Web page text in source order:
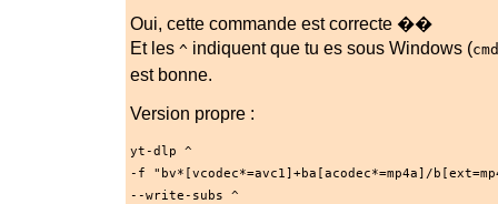
Oui, cette commande est correcte ��
Et les ^ indiquent que tu es sous Windows (
est bonne.
Version propre :
yt-dlp ^
-f "bv*[vcodec*=avc1]+ba[acodec*=mp4a]/
--write-subs ^